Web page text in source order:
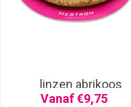
linzen abrikoos
Vanaf €9,75